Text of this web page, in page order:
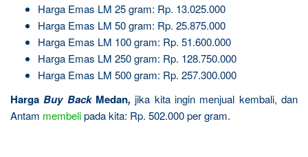
Harga Emas LM 25 gram: Rp. 13.025.000
Harga Emas LM 50 gram: Rp. 25.875.000
Harga Emas LM 100 gram: Rp. 51.600.000
Harga Emas LM 250 gram: Rp. 128.750.000
Harga Emas LM 500 gram: Rp. 257.300.000
HargaBuy Back Medan, jika kita ingin menjual kembali, dan
Antam membelipada kita: Rp. 502.000 per gram.